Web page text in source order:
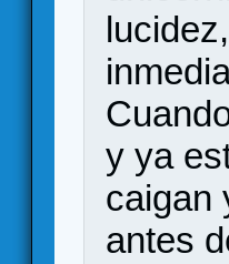
y ya
caigan
antes